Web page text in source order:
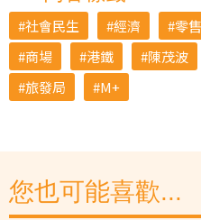
社會民生 經濟 零售
商場
港鐵 陳茂波
旅發局
M+
您也可能喜歡...